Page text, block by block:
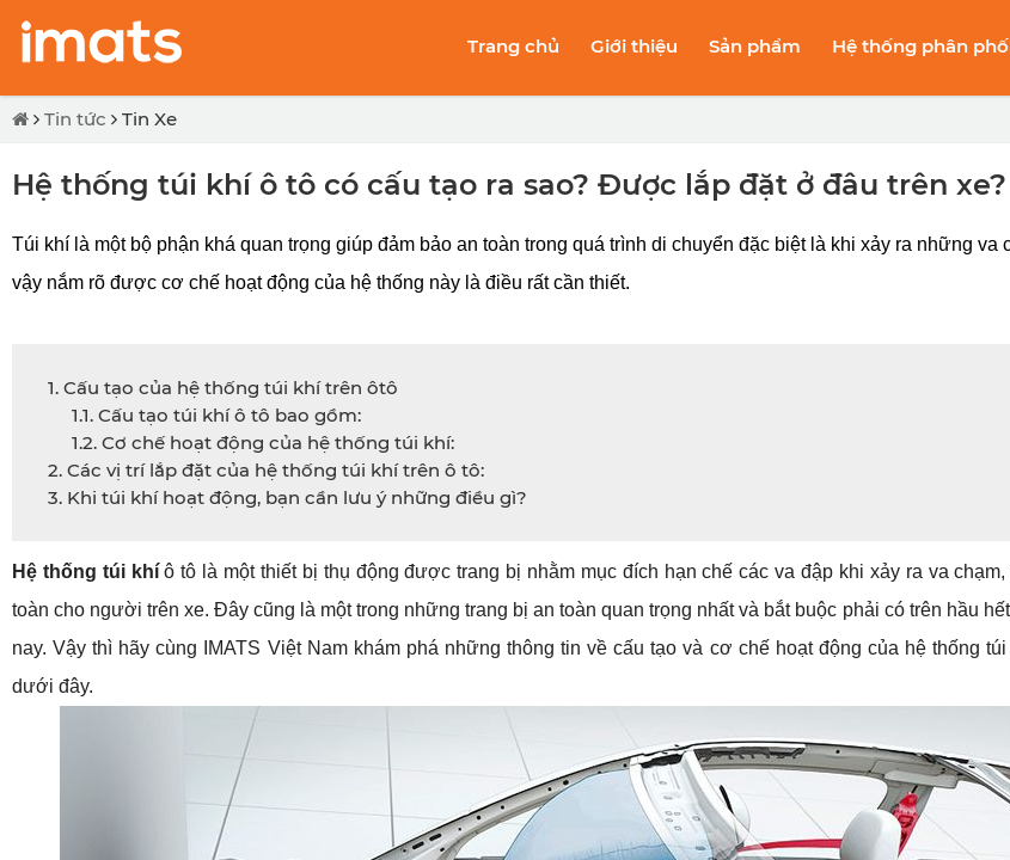
Trang chủ Giới thiệu Sản phẩm Hệ thống phân
Tin tức Tin Xe
Hệ thống túi khí ô tô có cấu tạo ra sao? Được lắp đặt ở đâu trên xe?
Túi khí là một bộ phận khá quan trọng giúp đảm bảo an toàn trong quá trình di chuyển đặc biệt là khi xảy ra những va
vậy nắm rõ được cơ chế hoạt động của hệ thống này là điều rất cần thiết.
1. Cấu tạo của hệ thống túi khí trên ôtô
1.1. Cấu tạo túi khí ô tô bao gồm:
1.2. Cơ chế hoạt động của hệ thống túi khí:
2. Các vị trí lắp đặt của hệ thống túi khí trên ô tô:
3. Khi túi khí hoạt động, bạn cần lưu ý những điều gì?
Hệ thống túi khí ô tô là một thiết bị thụ động được trang bị nhằm mục đích hạn chế các va đập khi xảy ra va
toàn cho người trên xe. Đây cũng là một trong những trang bị an toàn quan trọng nhất và bắt buộc phải có trên hầu
nay. Vậy thì hãy cùng IMATS Việt Nam khám phá những thông tin về cấu tạo và cơ chế hoạt động của hệ thống
dưới đây.